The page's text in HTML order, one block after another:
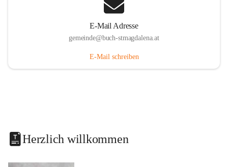
E-Mail Adresse
gemeinde@buch-stmagdalena.at
E-Mail schreiben
Herzlich willkommen